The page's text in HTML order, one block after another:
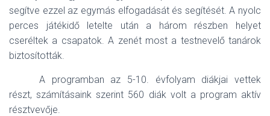
segítve ezzel az egymás elfogadását és segítését. A nyolc
perces játékidő letelte után a három részben helyet
cseréltek a csapatok. A zenét most a testnevelő tanárok
biztosították.
A programban az 5-10. évfolyam diákjai vettek
részt, számításaink szerint 560 diák volt a program aktív
résztvevője.